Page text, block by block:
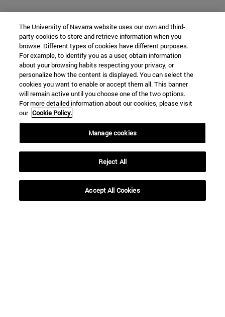
The University of Navarra website uses our own and third-
party cookies to store and retrieve information when you
browse. Different types of cookies have different purposes.
For example, to identify you as a user, obtain information
about your browsing habits respecting your privacy, or
personalize how the content is displayed. You can select the
cookies you want to enable or accept them all. This banner
will remain active until you choose one of the two options.
For more detailed information about our cookies, please visit
our Cookie Policy.
Manage cookies
Reject All
Accept All Cookies